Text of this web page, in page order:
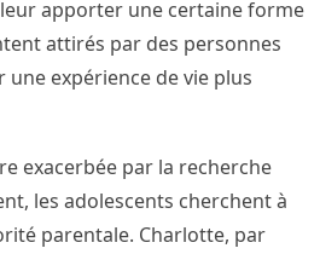
apporter une certaine forme
attirés par des personnes
expérience de vie plus
exacerbée par la recherche
les adolescents cherchent à
parentale. Charlotte, par